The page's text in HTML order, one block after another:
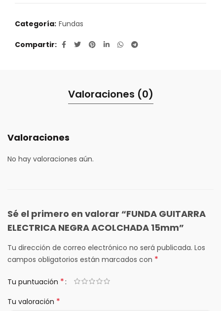
Categoría: Fundas
Compartir
Valoraciones (0)
Valoraciones
No hay valoraciones aún.
Sé el primero en valorar “FUNDA GUITARRA
ELECTRICA NEGRA ACOLCHADA 15mm”
Tu dirección de correo electrónico no será publicada. Los
campos obligatorios están marcados con *
Tu puntuación *
Tu valoración *